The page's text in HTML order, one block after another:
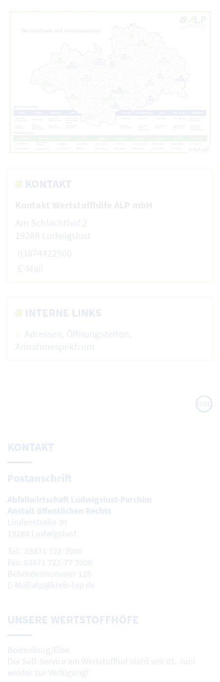
KONTAKT
Am Schlachthof 2
19288 Ludwigslust
03874422960
E-Mail
INTERNE LINKS
Adressen, Öffnungszeiten,
Annahmespektrum
nach
oben
KONTAKT
Postanschrift
Abfallwirtschaft Ludwigslust-Parchim
Anstalt öffentlichen Rechts
Lindenstraße 30
19288 Ludwigslust
Tel: 03871 722-7000
Fax: 03871 722-77 7000
Behördennummer 115
E-Mail:alp@kreis-lup.de
UNSERE WERTSTOFFHÖFE
Boizenburg/Elbe
Der Self-Service am Wertstoffhof steht seit 01. Juni
wieder zur Verfügung!